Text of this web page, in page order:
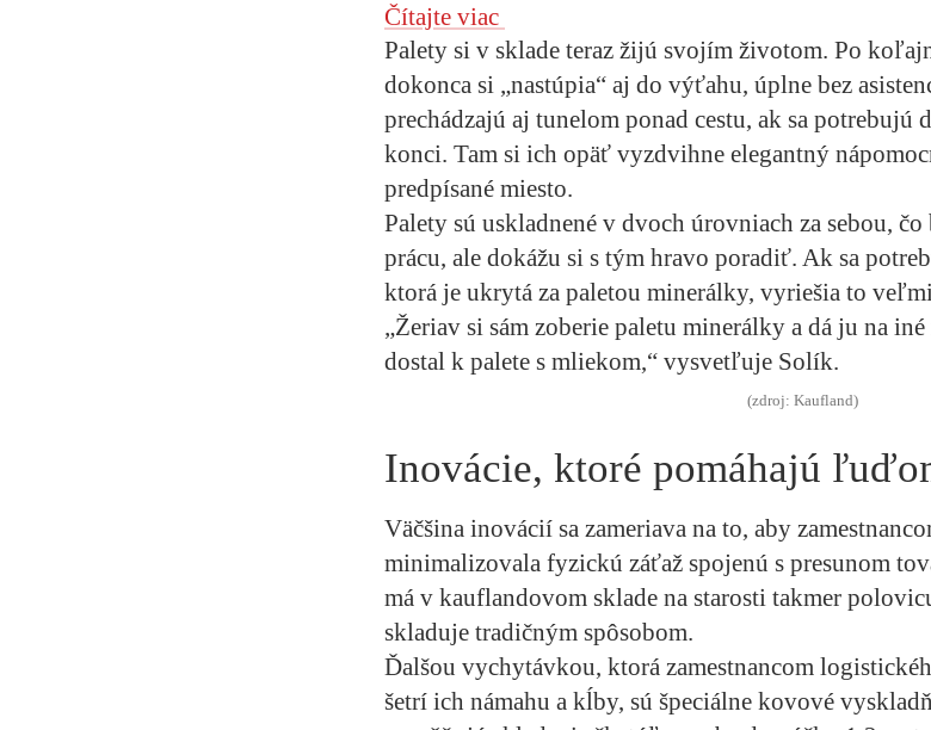
Čítajte viac
Palety si v sklade teraz žijú svojím životom. Po
dokonca si „nastúpia“ aj do výťahu, úplne bez
prechádzajú aj tunelom ponad cestu, ak sa potrebujú
konci. Tam si ich opäť vyzdvihne elegantný
predpísané miesto.
Palety sú uskladnené v dvoch úrovniach za sebou,
prácu, ale dokážu si s tým hravo poradiť. Ak sa
ktorá je ukrytá za paletou minerálky, vyriešia to
„Žeriav si sám zoberie paletu minerálky a dá ju na
dostal k palete s mliekom,“ vysvetľuje Solík.
(zdroj: Kaufland)
Inovácie, ktoré pomáhajú
Väčšina inovácií sa zameriava na to, aby
minimalizovala fyzickú záťaž spojenú s presunom
má v kauflandovom sklade na starosti takmer
skladuje tradičným spôsobom.
Ďalšou vychytávkou, ktorá zamestnancom
šetrí ich námahu a kĺby, sú špeciálne kovové